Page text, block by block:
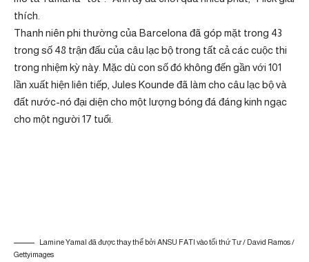
thích.
Thanh niên phi thường của Barcelona đã góp mặt trong 43
trong số 48 trận đấu của câu lạc bộ trong tất cả các cuộc thi
trong nhiệm kỳ này. Mặc dù con số đó không đến gần với 101
lần xuất hiện liên tiếp, Jules Kounde đã làm cho câu lạc bộ và
đất nước-nó đại diện cho một lượng bóng đá đáng kinh ngạc
cho một người 17 tuổi.
Lamine Yamal đã được thay thế bởi ANSU FATI vào tối thứ Tư / David Ramos /
Gettyimages